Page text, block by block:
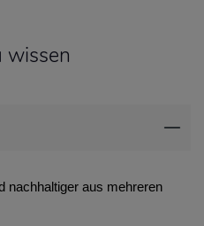
wissen
nachhaltiger aus mehreren